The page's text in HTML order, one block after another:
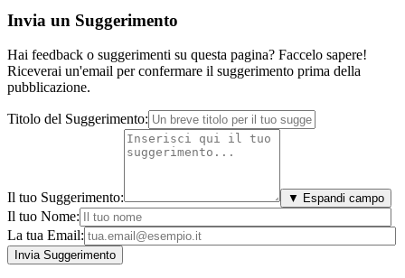
Invia un Suggerimento
Hai feedback o suggerimenti su questa pagina? Faccelo sapere!
Riceverai un'email per confermare il suggerimento prima della
pubblicazione.
Titolo del Suggerimento:
Il tuo Suggerimento: ▼ Espandi campo
Il tuo Nome:
La tua Email: